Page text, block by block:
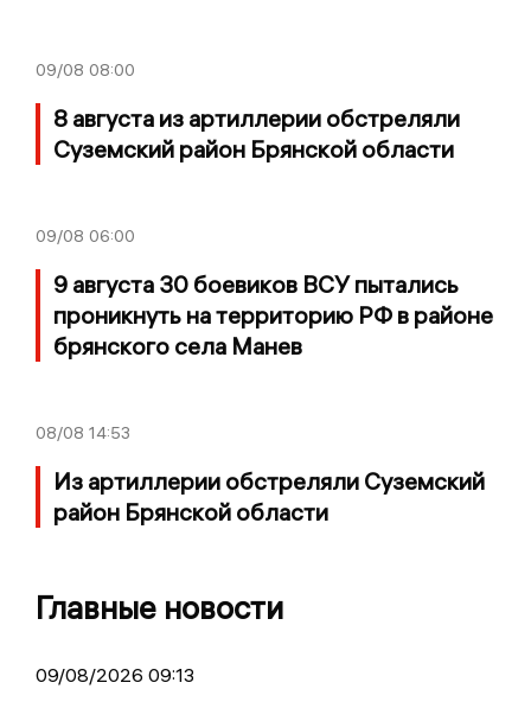
09/08 08:00
8 августа из артиллерии обстреляли
Суземский район Брянской области
09/08 06:00
9 августа 30 боевиков ВСУ пытались
проникнуть на территорию РФ в районе
брянского села Манев
08/08 14:53
Из артиллерии обстреляли Суземский
район Брянской области
Главные новости
09/08/2026 09:13